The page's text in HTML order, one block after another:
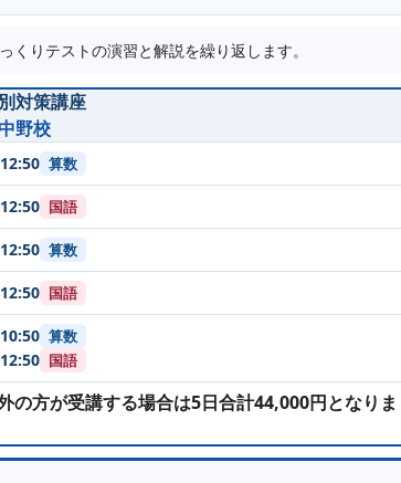
りテストの演習と解説を繰り返します。
対策講座
野校
算数
国語
算数
国語
算数
国語
方が受講する場合は5日合計44,000円となりま